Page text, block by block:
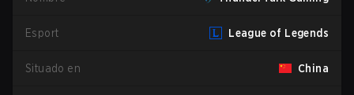
Esport League of Legends
Situado en China